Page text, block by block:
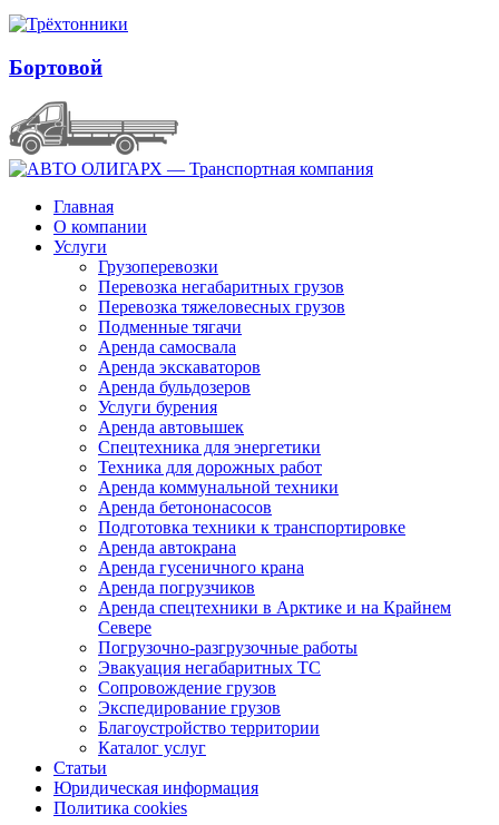
Бортовой
Главная
О компании
Услуги
Грузоперевозки
Перевозка негабаритных грузов
Перевозка тяжеловесных грузов
Подменные тягачи
Аренда самосвала
Аренда экскаваторов
Аренда бульдозеров
Услуги бурения
Аренда автовышек
Спецтехника для энергетики
Техника для дорожных работ
Аренда коммунальной техники
Аренда бетононасосов
Подготовка техники к транспортировке
Аренда автокрана
Аренда гусеничного крана
Аренда погрузчиков
Аренда спецтехники в Арктике и на Крайнем
Севере
Погрузочно-разгрузочные работы
Эвакуация негабаритных ТС
Сопровождение грузов
Экспедирование грузов
Благоустройство территории
Каталог услуг
Статьи
Юридическая информация
Политика cookies